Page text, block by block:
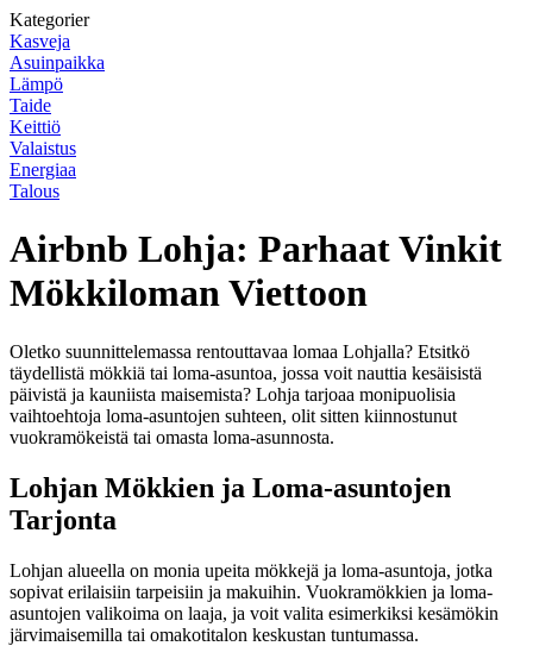
Kategorier
Kasveja
Asuinpaikka
Lämpö
Taide
Keittiö
Valaistus
Energiaa
Talous
Airbnb Lohja: Parhaat Vinkit
Mökkiloman Viettoon
Oletko suunnittelemassa rentouttavaa lomaa Lohjalla? Etsitkö
täydellistä mökkiä tai loma-asuntoa, jossa voit nauttia kesäisistä
päivistä ja kauniista maisemista? Lohja tarjoaa monipuolisia
vaihtoehtoja loma-asuntojen suhteen, olit sitten kiinnostunut
vuokramökeistä tai omasta loma-asunnosta.
Lohjan Mökkien ja Loma-asuntojen
Tarjonta
Lohjan alueella on monia upeita mökkejä ja loma-asuntoja, jotka
sopivat erilaisiin tarpeisiin ja makuihin. Vuokramökkien ja loma-
asuntojen valikoima on laaja, ja voit valita esimerkiksi kesämökin
järvimaisemilla tai omakotitalon keskustan tuntumassa.